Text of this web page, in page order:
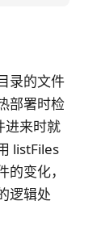
录的文件
部署时检
进来时就
listFiles
变化，
逻辑处